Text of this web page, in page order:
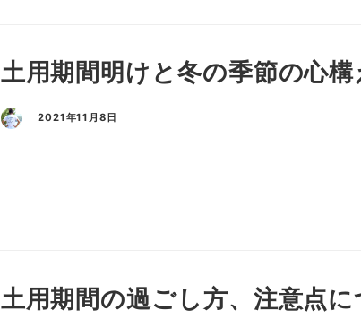
土用期間明けと冬の季節の心構
2021年11月8日
土用期間の過ごし方、注意点に